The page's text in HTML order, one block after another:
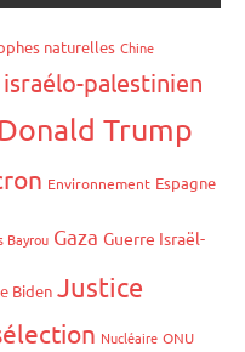
naturelles Chine
palestinien
Donald Trump
Environnement Espagne
Bayrou Gaza Guerre Israël-
Biden Justice
Nucléaire ONU